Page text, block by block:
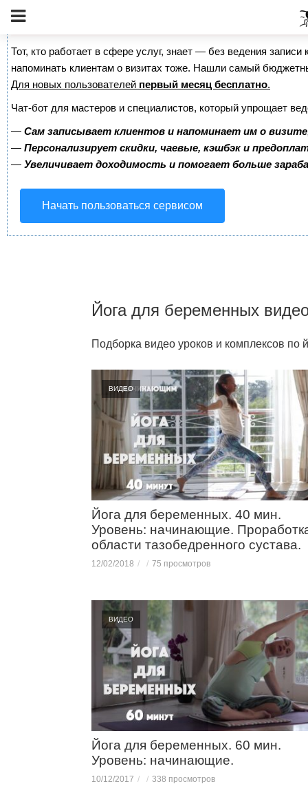
Сервис онлайн-записи на собственном Telegram-
Тот, кто работает в сфере услуг, знает — без ведения
напоминать клиентам о визитах тоже. Нашли самый
Для новых пользователей первый месяц бесплатно.
Чат-бот для мастеров и специалистов, который упрощает
— Сам записывает клиентов и напоминает им о
— Персонализирует скидки, чаевые, кэшбэк и
— Увеличивает доходимость и помогает больше
Начать пользоваться сервисом
Йога для беременных
Подборка видео уроков и комплексов по
ВИДЕО
Йога для беременных. 40 мин.
Уровень: начинающие.
области тазобедренного сустава.
12/02/2018 75 просмотров
ВИДЕО
Йога для беременных. 60 мин.
Уровень: начинающие.
10/12/2017 338 просмотров